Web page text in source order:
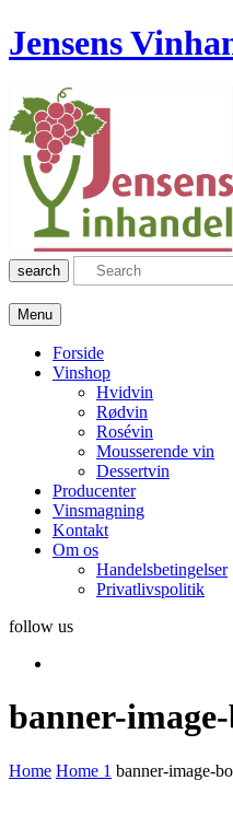
Jensens
search
Menu
Forside
Vinshop
Hvidvin
Rødvin
Rosévin
Mousserende vin
Dessertvin
Producenter
Vinsmagning
Kontakt
Om os
Handelsbetingelser
Privatlivspolitik
follow us
banner-
Home Home 1 banner-image-